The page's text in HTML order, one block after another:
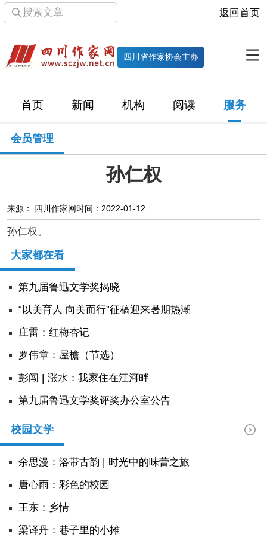
搜索文章 返回首页
四川省作家协会主办
首页 新闻 机构 阅读 服务
机构
直属单位 团体会员 主管社团 专门委员会
历届主席团
时政 文学动态
十百千
小说 散文 诗歌
校园文学 其他阅读
服务
入会须知 报刊联盟
四川文学 星星诗刊 当代文坛
公告公示 讣告
会员管理
孙仁权
来源： 四川作家网时间：2022-01-12
孙仁权。
大家都在看
第九届鲁迅文学奖揭晓
“以美育人 向美而行”征稿迎来暑期热潮
庄雷：红梅杏记
罗伟章：屋檐（节选）
彭闯 | 涨水：我家住在江河畔
第九届鲁迅文学奖评奖办公室公告
校园文学
余思漫：洛带古韵 | 时光中的味蕾之旅
唐心雨：彩色的校园
王东：乡情
​梁译丹：巷子里的小摊